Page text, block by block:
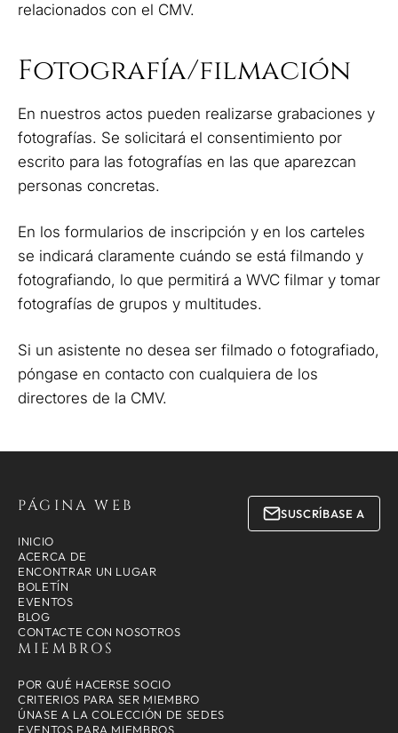
relacionados con el CMV.
Fotografía/filmación
En nuestros actos pueden realizarse grabaciones y
fotografías. Se solicitará el consentimiento por
escrito para las fotografías en las que aparezcan
personas concretas.
En los formularios de inscripción y en los carteles
se indicará claramente cuándo se está filmando y
fotografiando, lo que permitirá a WVC filmar y tomar
fotografías de grupos y multitudes.
Si un asistente no desea ser filmado o fotografiado,
póngase en contacto con cualquiera de los
directores de la CMV.
PÁGINA WEB
INICIO
ACERCA DE
ENCONTRAR UN LUGAR
BOLETÍN
EVENTOS
BLOG
CONTACTE CON NOSOTROS
MIEMBROS
POR QUÉ HACERSE SOCIO
CRITERIOS PARA SER MIEMBRO
ÚNASE A LA COLECCIÓN DE SEDES
EVENTOS PARA MIEMBROS
SUSCRÍBASE A